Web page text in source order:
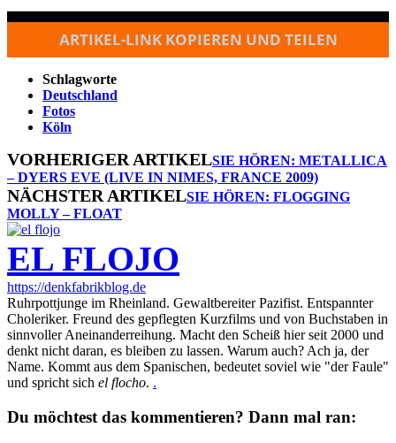
ARTIKEL-LINK KOPIEREN UND TEILEN
Schlagworte
Deutschland
Fotos
Köln
VORHERIGER ARTIKELSIE HÖREN: METALLICA
– DYERS EVE (LIVE IN NIMES, FRANCE 2009)
NÄCHSTER ARTIKELSIE HÖREN: FLOGGING
MOLLY – FLOAT
EL FLOJO
https://denkfabrikblog.de
Ruhrpottjunge im Rheinland. Gewaltbereiter Pazifist. Entspannter
Choleriker. Freund des gepflegten Kurzfilms und von Buchstaben in
sinnvoller Aneinanderreihung. Macht den Scheiß hier seit 2000 und
denkt nicht daran, es bleiben zu lassen. Warum auch? Ach ja, der
Name. Kommt aus dem Spanischen, bedeutet soviel wie "der Faule"
und spricht sich el flocho. .
Du möchtest das kommentieren? Dann mal ran: